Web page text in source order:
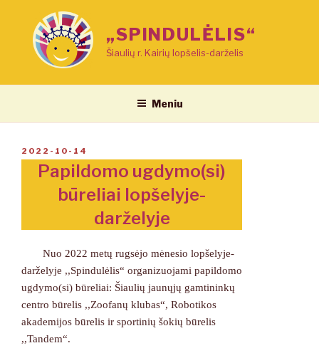
„SPINDULĖLIS“
Šiaulių r. Kairių lopšelis-darželis
Meniu
PASKELBTA
2022-10-14
Papildomo ugdymo(si)
būreliai lopšelyje-
darželyje
Nuo 2022 metų rugsėjo mėnesio lopšelyje-
darželyje ,,Spindulėlis“ organizuojami papildomo
ugdymo(si) būreliai: Šiaulių jaunųjų gamtininkų
centro būrelis ,,Zoofanų klubas“, Robotikos
akademijos būrelis ir sportinių šokių būrelis
,,Tandem“.